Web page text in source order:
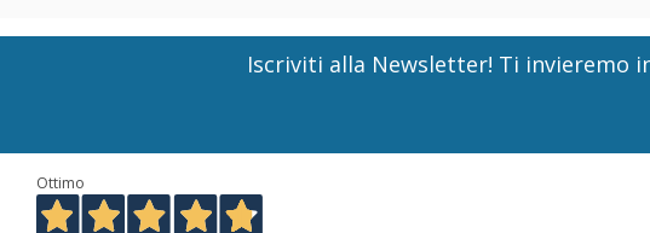
Iscriviti alla Newsletter! Ti invieremo
Ottimo